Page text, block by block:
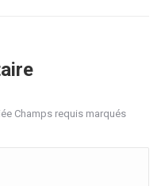
Champs requis marqués